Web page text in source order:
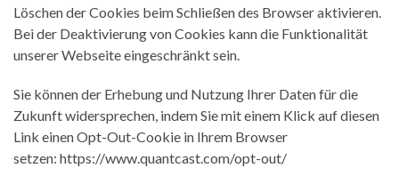
Löschen der Cookies beim Schließen des Browser aktivieren.
Bei der Deaktivierung von Cookies kann die Funktionalität
unserer Webseite eingeschränkt sein.
Sie können der Erhebung und Nutzung Ihrer Daten für die
Zukunft widersprechen, indem Sie mit einem Klick auf diesen
Link einen Opt-Out-Cookie in Ihrem Browser
setzen: https://www.quantcast.com/opt-out/